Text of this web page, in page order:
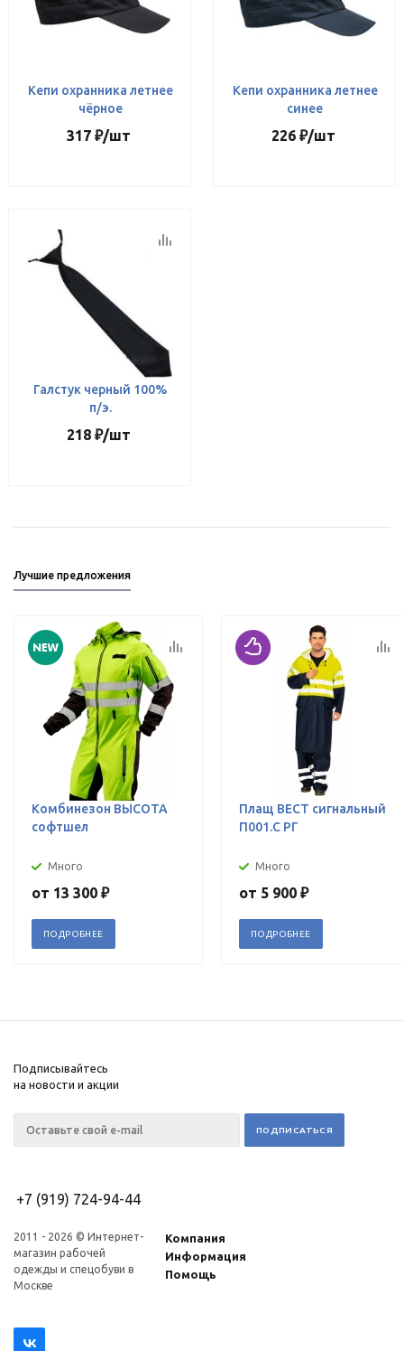
Кепи охранника летнее
чёрное
317₽/шт
Кепи охранника летнее
синее
226₽/шт
Галстук черный 100%
п/э.
218₽/шт
Лучшие предложения
Комбинезон ВЫСОТА
софтшел
Много
от 13 300 ₽
ПОДРОБНЕЕ
Плащ ВЕСТ сигнальный
П001.С РГ
Много
от 5 900 ₽
ПОДРОБНЕЕ
Подписывайтесь
на новости и акции
+7 (919) 724-94-44
2011 - 2026 © Интернет-
магазин рабочей
одежды и спецобуви в
Москве
Компания
Информация
Помощь